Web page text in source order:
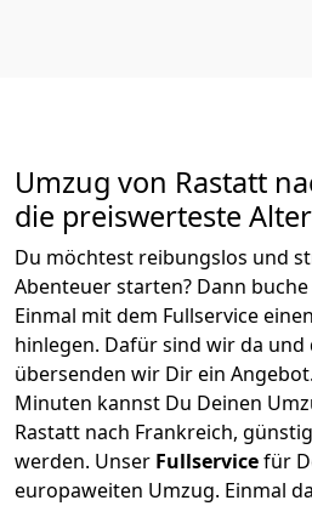
Umzug von Rastatt
die preiswerteste
Du möchtest reibungslos und
Abenteuer starten? Dann
Einmal mit dem Fullservice
hinlegen. Dafür sind wir da und
übersenden wir Dir ein
Minuten kannst Du Deinen
Rastatt nach Frankreich,
werden. Unser Fullservicefür
europaweiten Umzug. Einmal